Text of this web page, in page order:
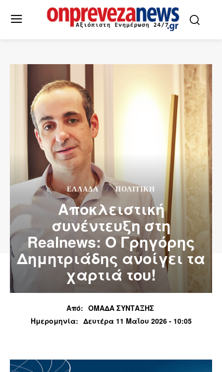
ΕΛΛΆΔΑ ΠΟΛΙΤΙΚΗ
Αποκλειστική
συνέντευξη στη
Realnews: Ο Γρηγόρης
Δημητριάδης ανοίγει τα
χαρτιά του!
Από: ΟΜΑΔΑ ΣΥΝΤΑΞΗΣ
Ημερομηνία: Δευτέρα 11 Μαΐου 2026 - 10:05